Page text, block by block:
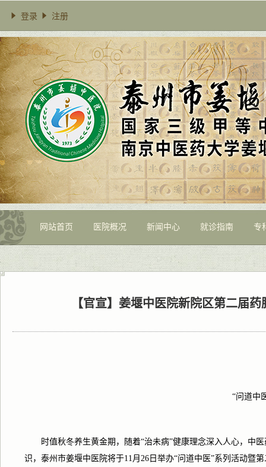
登录 注册
网站首页 医院概况 新闻中心 就诊指南 专
【官宣】姜堰中医院新院区第二届
“问道中
时值秋冬养生黄金期，随着“治未病”健康理念深入人心，中
识，泰州市姜堰中医院将于11月 26 日举办“问道中医”系列活动暨